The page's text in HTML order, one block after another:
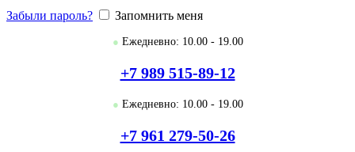
Забыли пароль? Запомнить меня
● Ежедневно: 10.00 - 19.00
+7 989 515-89-12
● Ежедневно: 10.00 - 19.00
+7 961 279-50-26